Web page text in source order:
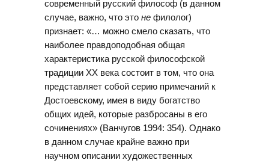
современный русский философ (в данном
случае, важно, что это не филолог)
признает: «… можно смело сказать, что
наиболее правдоподобная общая
характеристика русской философской
традиции ХХ века состоит в том, что она
представляет собой серию примечаний к
Достоевскому, имея в виду богатство
общих идей, которые разбросаны в его
сочинениях» (Ванчугов 1994: 354). Однако
в данном случае крайне важно при
научном описании художественных